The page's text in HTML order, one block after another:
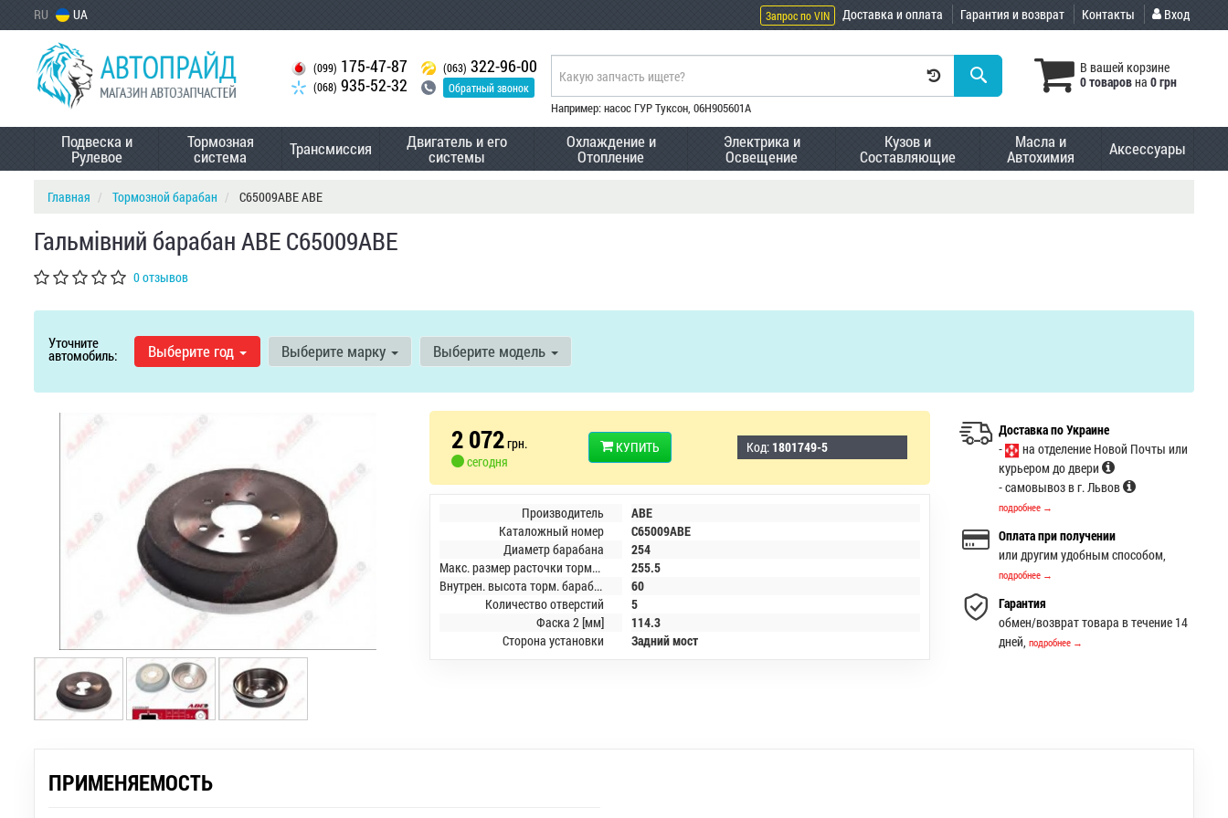
RU UA Запрос по VIN Доставка и оплата Гарантия и возврат Контакты Вход
(099) 175-47-87
(068) 935-52-32
(063) 322-96-00
Обратный звонок
В вашей корзине
0 товаровна 0 грн
Например: насос ГУР Туксон, 06H905601A
Подвеска и
Рулевое
Тормозная
система Трансмиссия Двигатель и его
системы
Охлаждение и
Отопление
Электрика и
Освещение
Кузов и
Составляющие
Масла и
Автохимия Аксессуары
Главная Тормозной барабан C65009ABE ABE
Гальмівний барабан ABE C65009ABE
0 отзывов
Уточните
автомобиль: Выберите год Выберите марку Выберите модель
2 072грн.
сегодня
КУПИТЬ Код: 1801749-5
Производитель
ABE
Каталожный номер
C65009ABE
Диаметр барабана
254
Макс. размер расточки тормозного барабана [мм]
255.5
Внутрен. высота торм. барабана [мм]
60
Количество отверстий
5
Фаска 2 [мм]
114.3
Сторона установки
Задний мост
Доставка по Украине
-
на отделение Новой Почты или
курьером до двери
- самовывоз в г. Львов
подробнее →
Оплата при получении
или другим удобным способом,
подробнее →
Гарантия
обмен/возврат товара в течение 14
дней,подробнее →
ПРИМЕНЯЕМОСТЬ